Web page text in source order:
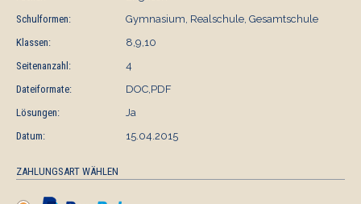
Schulformen:
Gymnasium, Realschule, Gesamtschule
Klassen:
8,9,10
Seitenanzahl:
4
Dateiformate:
DOC,PDF
Lösungen:
Ja
Datum:
15.04.2015
ZAHLUNGSART WÄHLEN